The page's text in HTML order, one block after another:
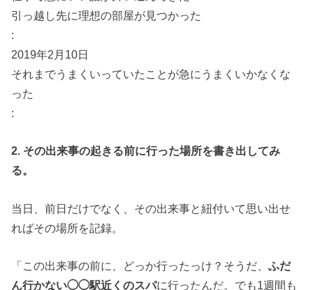
引っ越し先に理想の部屋が見つかった
:
2019年2月10日
それまでうまくいっていたことが急にうまくいかなくな
った
:
2. その出来事の起きる前に行った場所を書き出してみ
る。
当日、前日だけでなく、その出来事と紐付いて思い出せ
ればその場所を記録。
「この出来事の前に、どっか行ったっけ？そうだ、ふだ
ん行かない◯◯駅近くのスパに行ったんだ。でも1週間も